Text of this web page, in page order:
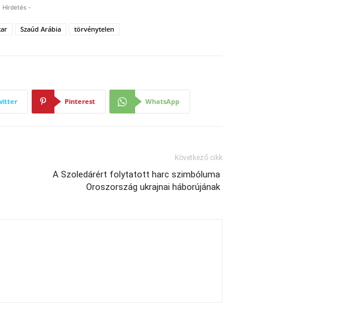
Hirdetés -
Szaúd Arábia törvénytelen
Pinterest WhatsApp
Következő cikk
A Szoledárért folytatott harc szimbóluma
Oroszország ukrajnai háborújának